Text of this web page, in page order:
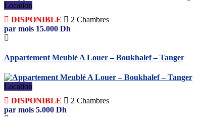
Location
DISPONIBLE
2 Chambres
par mois 15.000 Dh
Appartement Meublé A Louer – Boukhalef – Tanger
Location
DISPONIBLE
2 Chambres
par mois 5.000 Dh